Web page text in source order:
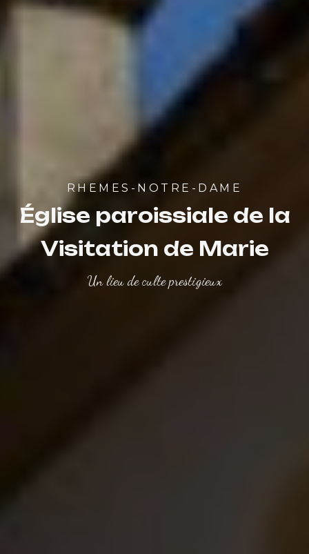
RHEMES-NOTRE-DAME
Église paroissiale de la
Visitation de Marie
Un lieu de culte prestigieux